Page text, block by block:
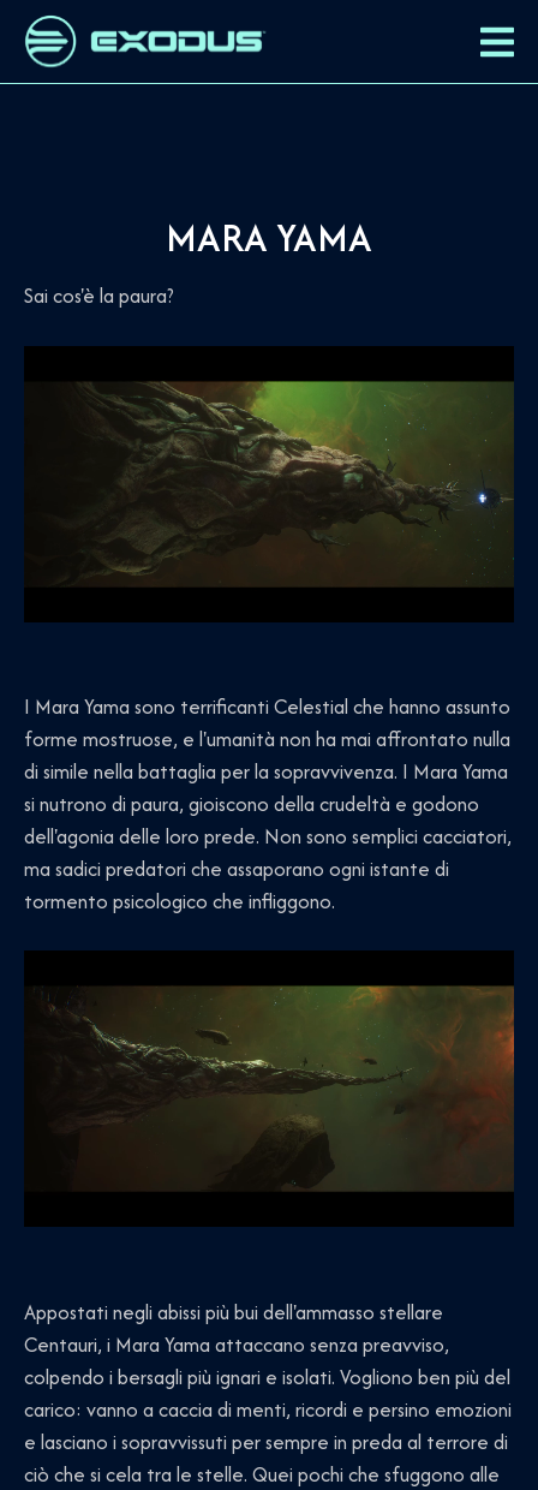
MARA YAMA
Sai cos'è la paura?
I Mara Yama sono terrificanti Celestial che hanno assunto
forme mostruose, e l'umanità non ha mai affrontato nulla
di simile nella battaglia per la sopravvivenza. I Mara Yama
si nutrono di paura, gioiscono della crudeltà e godono
dell'agonia delle loro prede. Non sono semplici cacciatori,
ma sadici predatori che assaporano ogni istante di
tormento psicologico che infliggono.
Appostati negli abissi più bui dell'ammasso stellare
Centauri, i Mara Yama attaccano senza preavviso,
colpendo i bersagli più ignari e isolati. Vogliono ben più del
carico: vanno a caccia di menti, ricordi e persino emozioni
e lasciano i sopravvissuti per sempre in preda al terrore di
ciò che si cela tra le stelle. Quei pochi che sfuggono alle